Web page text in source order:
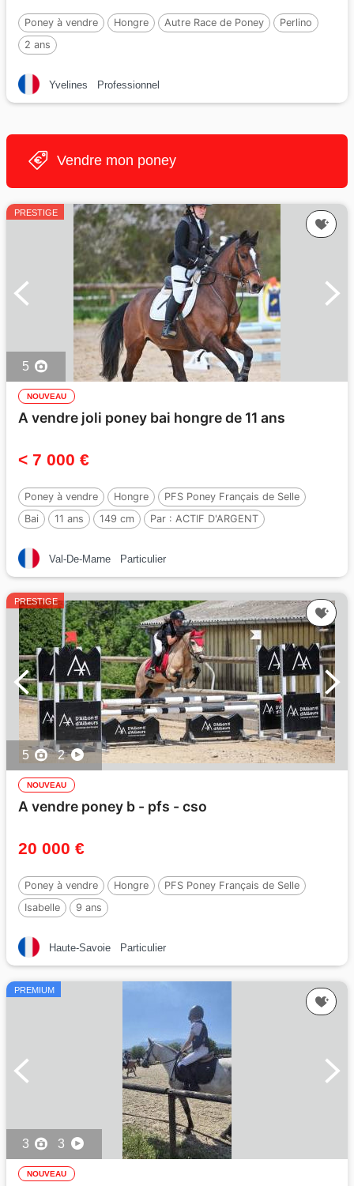
Poney à vendre Hongre Autre Race de Poney
Perlino
2 ans
Yvelines Professionnel
Vendre mon poney
PRESTIGE
5
NOUVEAU
A vendre joli poney bai hongre de 11 ans
< 7 000 €
Poney à vendre Hongre
PFS Poney Français de Selle
Bai
11 ans 149 cm Par : ACTIF D'ARGENT
Val-De-Marne Particulier
PRESTIGE
5 2
NOUVEAU
A vendre poney b - pfs - cso
20 000 €
Poney à vendre Hongre
PFS Poney Français de Selle
Isabelle
9 ans
Haute-Savoie Particulier
PREMIUM
3 3
NOUVEAU